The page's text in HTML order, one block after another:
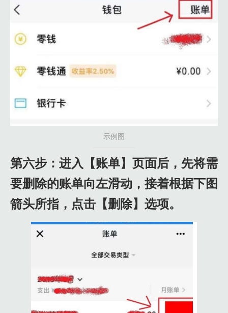
示例图
第六步：进入【账单】页面后，先将需
要删除的账单向左滑动，接着根据下图
箭头所指，点击【删除】选项。